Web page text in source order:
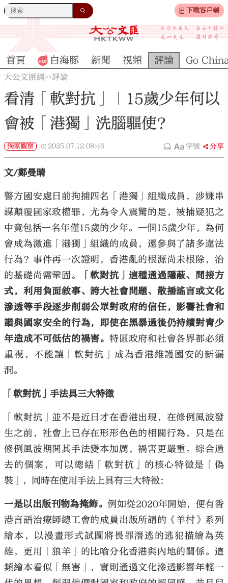
下載客戶端
大公文匯
首頁 白海豚 新聞 視頻 評論 Go
大公文匯網>>評論
看清「軟對抗」｜15歲少年何以
會被「港獨」洗腦驅使？
獨家觀察 2025.07.12 08:46 字號 分享
文/鄭曼晴
警方國安處日前拘捕四名「港獨」組織成員，涉嫌串
謀顛覆國家政權罪，尤為令人震驚的是，被捕疑犯之
中竟包括一名年僅15歲的少年。一個15歲少年，為何
會成為激進「港獨」組織的成員，還參與了諸多違法
行為？事件再一次證明，香港亂的根源尚未根除，治
的基礎尚需鞏固。
「軟對抗」這種通過隱蔽、間接方
式，利用負面敘事、誇大社會問題、散播謠言或文化
滲透等手段逐步削弱公眾對政府的信任，影響社會和
諧與國家安全的行為，即使在黑暴過後仍持續對青少
年造成不可低估的禍害。 特區政府和社會各界都必須
重視，不能讓「軟對抗」成為香港維護國安的新漏
洞。
「軟對抗」手法具三大特徵
「軟對抗」並不是近日才在香港出現，在修例風波發
生之前，社會上已存在形形色色的相關行為，只是在
修例風波期間其手法變本加厲，禍害更嚴重。綜合過
去的個案，可以總結「軟對抗」的核心特徵是「偽
裝」，同時在使用手法上具有三大特徵﹕
一是以出版刊物為掩飾。例如從2020年開始，便有香
港言語治療師總工會的成員出版所謂的《羊村》系列
繪本，以漫畫形式試圖將畏罪潛逃的逃犯描繪為英
雄，更用「狼羊」的比喻分化香港與內地的關係。這
類繪本看似「無害」，實則通過文化滲透影響年輕一